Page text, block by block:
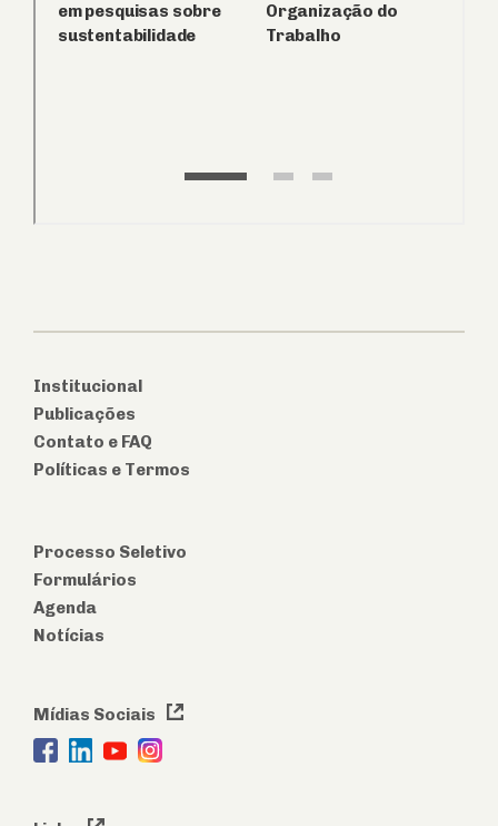
Institucional
Publicações
Contato e FAQ
Políticas e Termos
Processo Seletivo
Formulários
Agenda
Notícias
Mídias Sociais